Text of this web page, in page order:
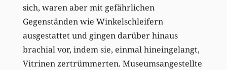
sich, waren aber mit gefährlichen
Gegenständen wie Winkelschleifern
ausgestattet und gingen darüber hinaus
brachial vor, indem sie, einmal hineingelangt,
Vitrinen zertrümmerten. Museumsangestellte